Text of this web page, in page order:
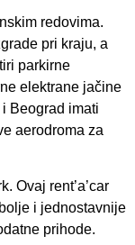
redovima.
pri kraju, a
parkirne
elektrane jačine
Beograd imati
aerodroma za
Ovaj rent’a’car
i jednostavnije
prihode.